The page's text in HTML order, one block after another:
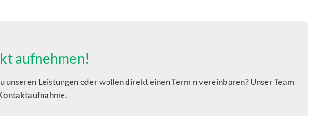
aufnehmen!
unseren Leistungen oder wollen direkt einen Termin vereinbaren? Unser Team